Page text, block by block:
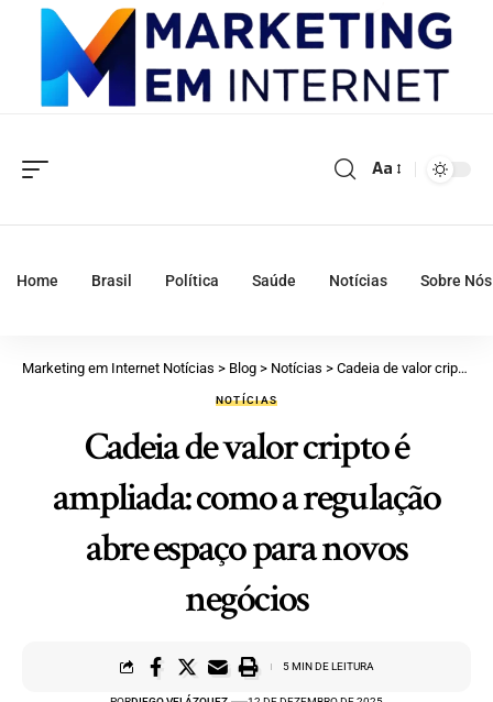
Aa
Home Brasil Política Saúde Notícias Sobre Nós
Marketing em Internet Notícias > Blog > Notícias > Cadeia de valor cripto é ampliada: como a regulação abre espaço para novos negócios
NOTÍCIAS
Cadeia de valor cripto é
ampliada: como a regulação
abre espaço para novos
negócios
5 MIN DE LEITURA